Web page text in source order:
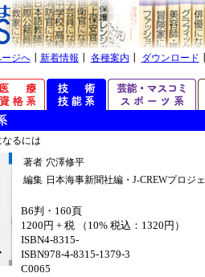
ージへ┃ 新着情報 各種案内 ダウンロード
るには
著者 穴澤修平
編集 日本海事新聞社編・J-CREWプロジ
B6判・160頁
1200円 + 税 （10% 税込：1320円）
ISBN4-8315-
ISBN978-4-8315-1379-3
C0065